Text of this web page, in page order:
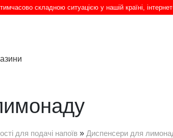
складною ситуацією у нашій країні,
для подачі напоїв » Диспенсери для